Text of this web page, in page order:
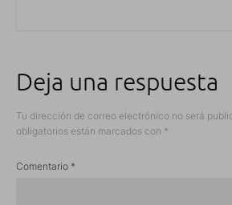
Deja una respuesta
Tu dirección de correo electrónico no será
obligatorios están marcados con *
Comentario *